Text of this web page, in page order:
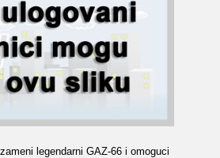
legendarni GAZ-66 i omoguci